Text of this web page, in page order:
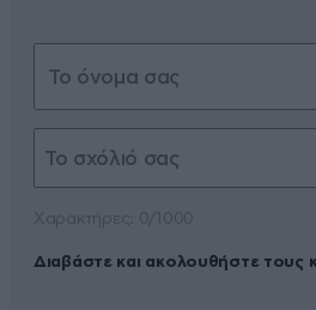
Διαβάστε και ακολουθήστε τους